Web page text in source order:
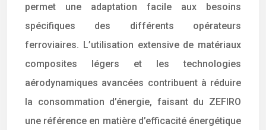
permet une adaptation facile aux besoins
spécifiques des différents opérateurs
ferroviaires. L’utilisation extensive de matériaux
composites légers et les technologies
aérodynamiques avancées contribuent à réduire
la consommation d’énergie, faisant du ZEFIRO
une référence en matière d’efficacité énergétique